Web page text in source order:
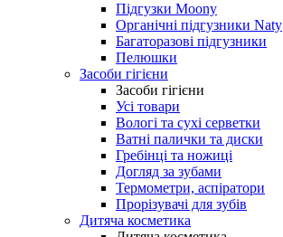
Підгузки Moony
Органічні підгузники Naty
Багаторазові підгузники
Пелюшки
Засоби гігієни
Засоби гігієни
Усі товари
Вологі та сухі серветки
Ватні палички та диски
Гребінці та ножиці
Догляд за зубами
Термометри, аспіратори
Прорізувачі для зубів
Дитяча косметика